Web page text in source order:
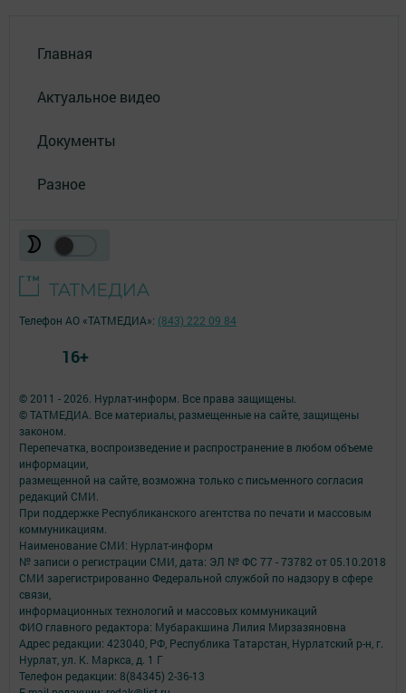
Главная
Актуальное видео
Документы
Разное
© 2011 - 2026. Нурлат-⁠информ. Все права защищены.
© ТАТМЕДИА. Все материалы, размещенные на сайте, защищены
законом.
Перепечатка, воспроизведение и распространение в любом объеме
информации,
размещенной на сайте, возможна только с письменного согласия
редакций СМИ.
При поддержке Республиканского агентства по печати и массовым
коммуникациям.
Наименование СМИ: Нурлат-⁠информ
№ записи о регистрации СМИ, дата: ЭЛ № ФС 77 -⁠ 73782 от 05.10.2018
СМИ зарегистрированно Федеральной службой по надзору в сфере
связи,
информационных технологий и массовых коммуникаций
ФИО главного редактора: Мубаракшина Лилия Мирзазяновна
Адрес редакции: 423040, РФ, Республика Татарстан, Нурлатский р-н, г.
Нурлат, ул. К. Маркса, д. 1 Г
Телефон редакции: 8(84345) 2-36-13
Телефон АО «ТАТМЕДИА»: (843) 222 09 84
16+